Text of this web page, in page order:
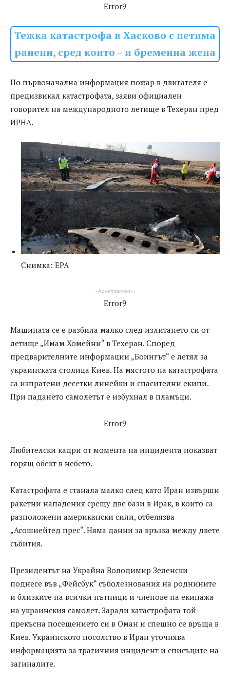
Error9
Тежка катастрофа в Хасково с петима
ранени, сред които – и бременна жена
По първоначална информация пожар в двигателя е
предизвикал катастрофата, заяви официален
говорител на международното летище в Техеран пред
ИРНА.
Снимка: EPA
- Advertisement -
Error9
Машината се е разбила малко след излитането си от
летище „Имам Хомейни“ в Техеран. Според
предварителните информации „Боингът“ е летял за
украинската столица Киев. На мястото на катастрофата
са изпратени десетки линейки и спасителни екипи.
При падането самолетът е избухнал в пламъци.
Error9
Любителски кадри от момента на инцидента показват
горящ обект в небето.
Катастрофата е станала малко след като Иран извърши
ракетни нападения срещу две бази в Ирак, в които са
разположени американски сили, отбелязва
„Асошиейтед прес“. Няма данни за връзка между двете
събития.
Президентът на Украйна Володимир Зеленски
поднесе във „Фейсбук“ съболезнования на роднините
и близките на всички пътници и членове на екипажа
на украинския самолет. Заради катастрофата той
прекъсна посещението си в Оман и спешно се връща в
Киев. Украинското посолство в Иран уточнява
информацията за трагичния инцидент и списъците на
загиналите.